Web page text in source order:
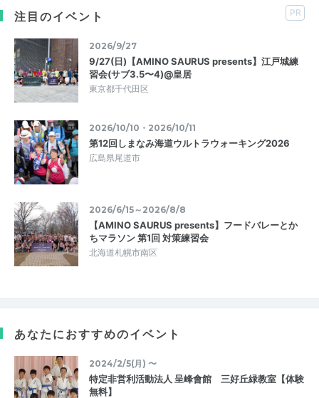
注目のイベント PR
2026/9/27
9/27(日)【AMINO SAURUS presents】江戸城練
習会(サブ3.5〜4)@皇居
東京都千代田区
2026/10/10・2026/10/11
第12回しまなみ海道ウルトラウォーキング2026
広島県尾道市
2026/6/15～2026/8/8
【AMINO SAURUS presents】フードバレーとか
ちマラソン 第1回 対策練習会
北海道札幌市南区
あなたにおすすめのイベント
2024/2/5(月) 〜
特定非営利活動法人 呈峰會館 三好丘緑教室【体験
無料】